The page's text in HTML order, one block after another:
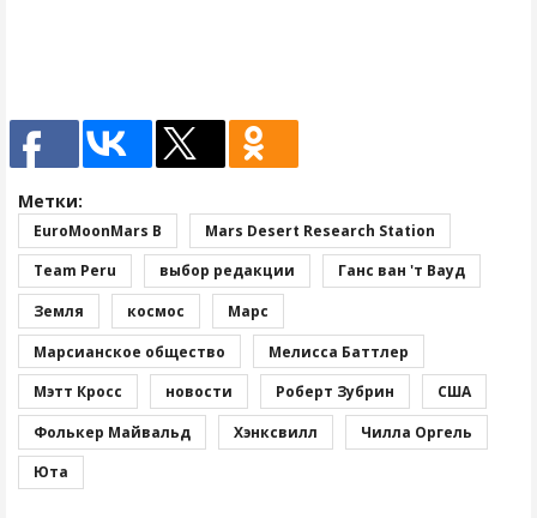
Метки:
EuroMoonMars B
Mars Desert Research Station
Team Peru
выбор редакции
Ганс ван 'т Вауд
Земля
космос
Марс
Марсианское общество
Мелисса Баттлер
Мэтт Кросс
новости Роберт Зубрин
США
Фолькер Майвальд
Хэнксвилл
Чилла Оргель
Юта